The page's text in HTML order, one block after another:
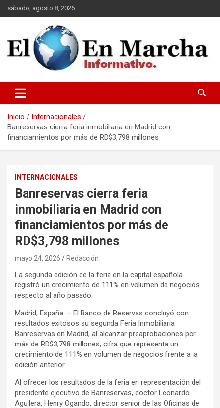
Saltar
al
sábado, agosto 8, 2026
elmundoenmarcha.net
Inicio
Internacionales
Banreservas cierra feria inmobiliaria en Madrid con
financiamientos por más de RD$3,798 millones
INTERNACIONALES
Banreservas cierra feria
inmobiliaria en Madrid con
financiamientos por más de
RD$3,798 millones
mayo 24, 2026 Redacción
La segunda edición de la feria en la capital española
registró un crecimiento de 111% en volumen de negocios
respecto al año pasado.
Madrid, España. – El Banco de Reservas concluyó con
resultados exitosos su segunda Feria Inmobiliaria
Banreservas en Madrid, al alcanzar preaprobaciones por
más de RD$3,798 millones, cifra que representa un
crecimiento de 111% en volumen de negocios frente a la
edición anterior.
Al ofrecer los resultados de la feria en representación del
presidente ejecutivo de Banreservas, doctor Leonardo
Aguilera, Henry Ogando, director senior de las Oficinas de